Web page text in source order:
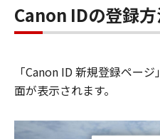
Canon IDの登録
「Canon ID 新規登録ペー
面が表示されます。